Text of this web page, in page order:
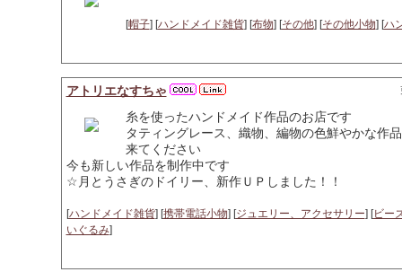
[帽子] [ハンドメイド雑貨] [布物] [その他] [その他小物] [ハ
アトリエなすちゃ
糸を使ったハンドメイド作品のお店です
タティングレース、織物、編物の色鮮やかな作
来てください
今も新しい作品を制作中です
☆月とうさぎのドイリー、新作ＵＰしました！！
[ハンドメイド雑貨] [携帯電話小物] [ジュエリー、アクセサリー] [ビー
いぐるみ]